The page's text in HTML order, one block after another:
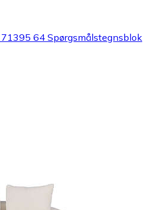
71395 64 Spørgsmålstegnsblok